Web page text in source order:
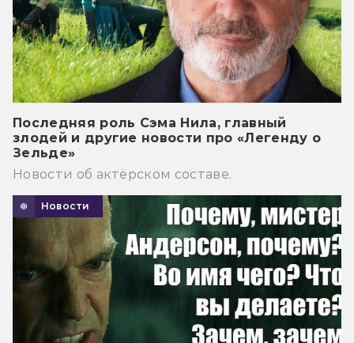
Последняя роль Сэма Нила, главный
злодей и другие новости про «Легенду о
Зельде»
Новости об актёрском составе.
Новости